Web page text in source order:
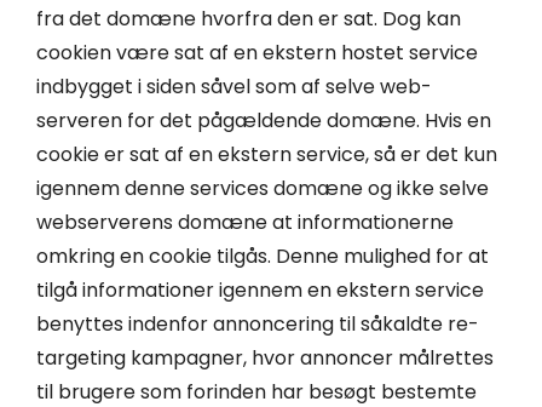
fra det domæne hvorfra den er sat. Dog kan
cookien være sat af en ekstern hostet service
indbygget i siden såvel som af selve web-
serveren for det pågældende domæne. Hvis en
cookie er sat af en ekstern service, så er det kun
igennem denne services domæne og ikke selve
webserverens domæne at informationerne
omkring en cookie tilgås. Denne mulighed for at
tilgå informationer igennem en ekstern service
benyttes indenfor annoncering til såkaldte re-
targeting kampagner, hvor annoncer målrettes
til brugere som forinden har besøgt bestemte